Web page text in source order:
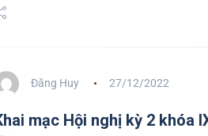
Đăng Huy 27/12/2022
mạc Hội nghị kỳ 2 khóa